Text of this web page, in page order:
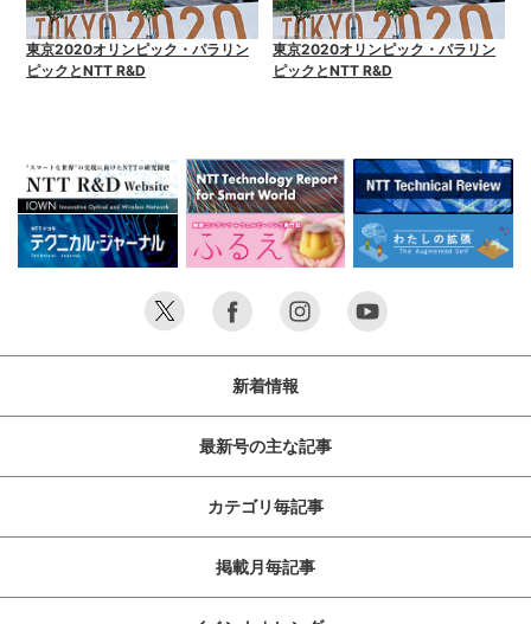
東京2020オリンピック・パラリン
ピックとNTT R&D
東京2020オリンピック・パラリン
ピックとNTT R&D
新着情報
最新号の主な記事
カテゴリ毎記事
掲載月毎記事